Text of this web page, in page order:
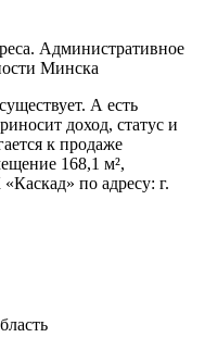
Административное
Минска
А есть
доход, статус и
к продаже
168,1 м²,
по адресу: г.